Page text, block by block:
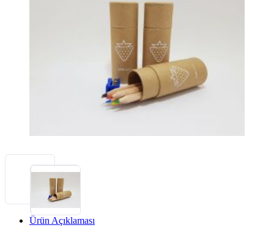
Ürün Açıklaması